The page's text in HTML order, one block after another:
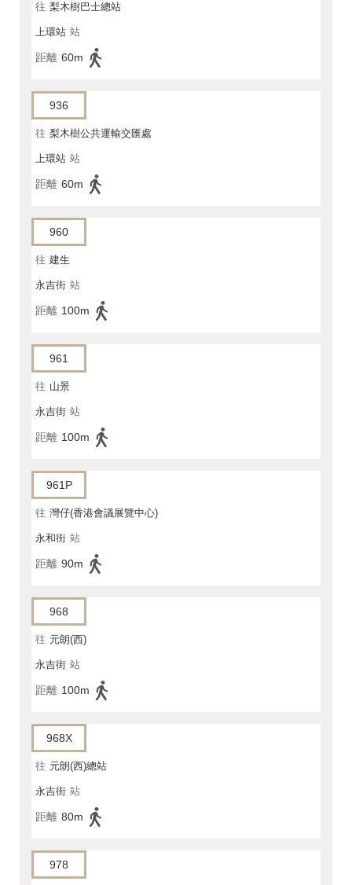
往 梨木樹巴士總站
上環站 站
距離 60m
936
往 梨木樹公共運輸交匯處
上環站 站
距離 60m
960
往 建生
永吉街 站
距離 100m
961
往 山景
永吉街 站
距離 100m
961P
往 灣仔(香港會議展覽中心)
永和街 站
距離 90m
968
往 元朗(西)
永吉街 站
距離 100m
968X
往 元朗(西)總站
永吉街 站
距離 80m
978